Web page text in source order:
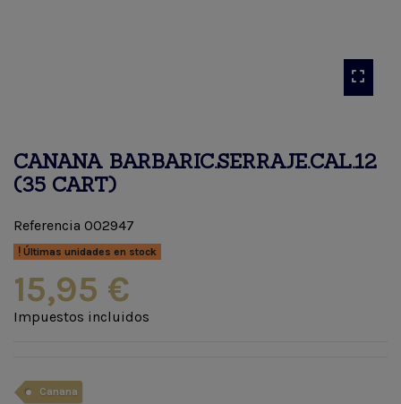
CANANA BARBARIC.SERRAJE.CAL.12
(35 CART)
Referencia 002947
Últimas unidades en stock
15,95 €
Impuestos incluidos
Canana